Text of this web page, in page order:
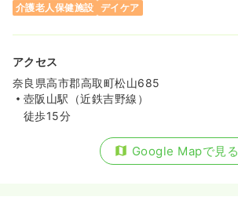
介護老人保健施設 デイケア
アクセス
奈良県高市郡高取町松山685
壺阪山駅（近鉄吉野線）
徒歩15分
Google Mapで見る